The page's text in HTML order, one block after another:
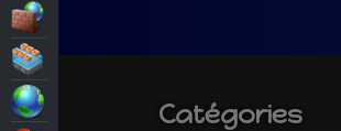
Virtualisation
Catégories